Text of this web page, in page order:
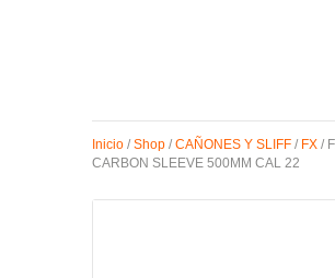
ARMAS DE AIRE
Inicio / Shop / CAÑONES Y SLIFF / FX /
CARBON SLEEVE 500MM CAL 22